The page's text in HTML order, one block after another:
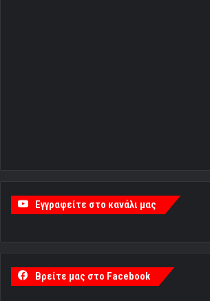
Εγγραφείτε στο κανάλι μας
Βρείτε μας στο Facebook